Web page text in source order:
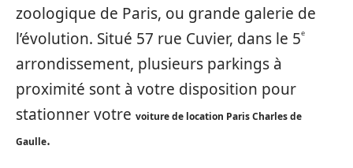
zoologique de Paris, ou grande galerie de
l’évolution. Situé 57 rue Cuvier, dans le 5ᵉ
arrondissement, plusieurs parkings à
proximité sont à votre disposition pour
stationner votre voiture de location Paris Charles de
Gaulle.